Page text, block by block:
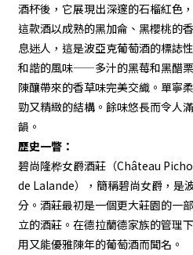
酒杯後，它展現出深邃的石榴紅色
這款酒以成熟的黑加侖、黑櫻桃的
息迷人，這是波亞克葡萄酒的標誌
和諧的風味——多汁的黑莓和黑醋
陳釀帶來的香草味完美交織。單寧
勁又精緻的結構。餘味悠長而令人
韻。
歷史一瞥：
碧尚隆桦女爵酒莊（Château
de Lalande），簡稱碧尚女爵，是
分。酒莊最初是一個更大莊園的一
立的酒莊。在德拉蘭德家族的管理
用又能優雅陳年的葡萄酒而聞名。